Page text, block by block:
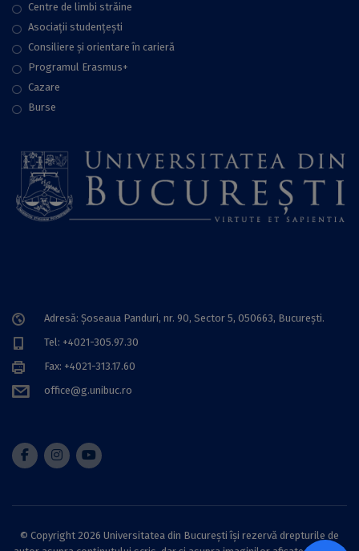
Centre de limbi străine
Asociații studențești
Consiliere şi orientare în carieră
Programul Erasmus+
Cazare
Burse
Adresă: Șoseaua Panduri, nr. 90, Sector 5, 050663, Bucureşti.
Tel: +4021-305.97.30
Fax: +4021-313.17.60
office@g.unibuc.ro
© Copyright 2026 Universitatea din București își rezervă drepturile de